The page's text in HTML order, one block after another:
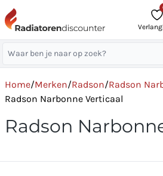
Home/Merken/Radson/Radson
Radson Narbonne Verticaal
Radson